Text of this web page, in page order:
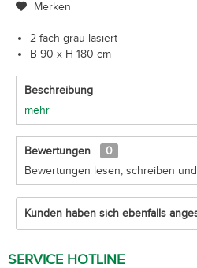
Merken
2-fach grau lasiert
B 90 x H 180 cm
Beschreibung
mehr
Bewertungen
0
Bewertungen lesen, schreiben
Kunden haben sich ebenfalls
SERVICE HOTLINE